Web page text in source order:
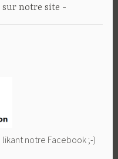
sur notre site
notre Facebook ;-)